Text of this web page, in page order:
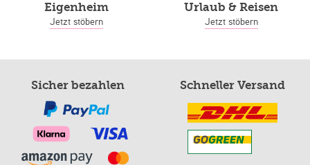
Eigenheim
Jetzt stöbern
Urlaub & Reisen
Jetzt stöbern
Sicher bezahlen Schneller Versand